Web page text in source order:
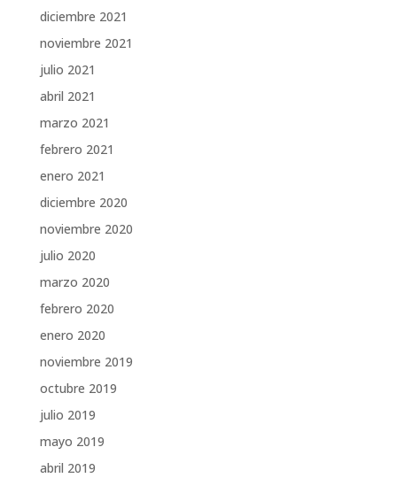
diciembre 2021
noviembre 2021
julio 2021
abril 2021
marzo 2021
febrero 2021
enero 2021
diciembre 2020
noviembre 2020
julio 2020
marzo 2020
febrero 2020
enero 2020
noviembre 2019
octubre 2019
julio 2019
mayo 2019
abril 2019